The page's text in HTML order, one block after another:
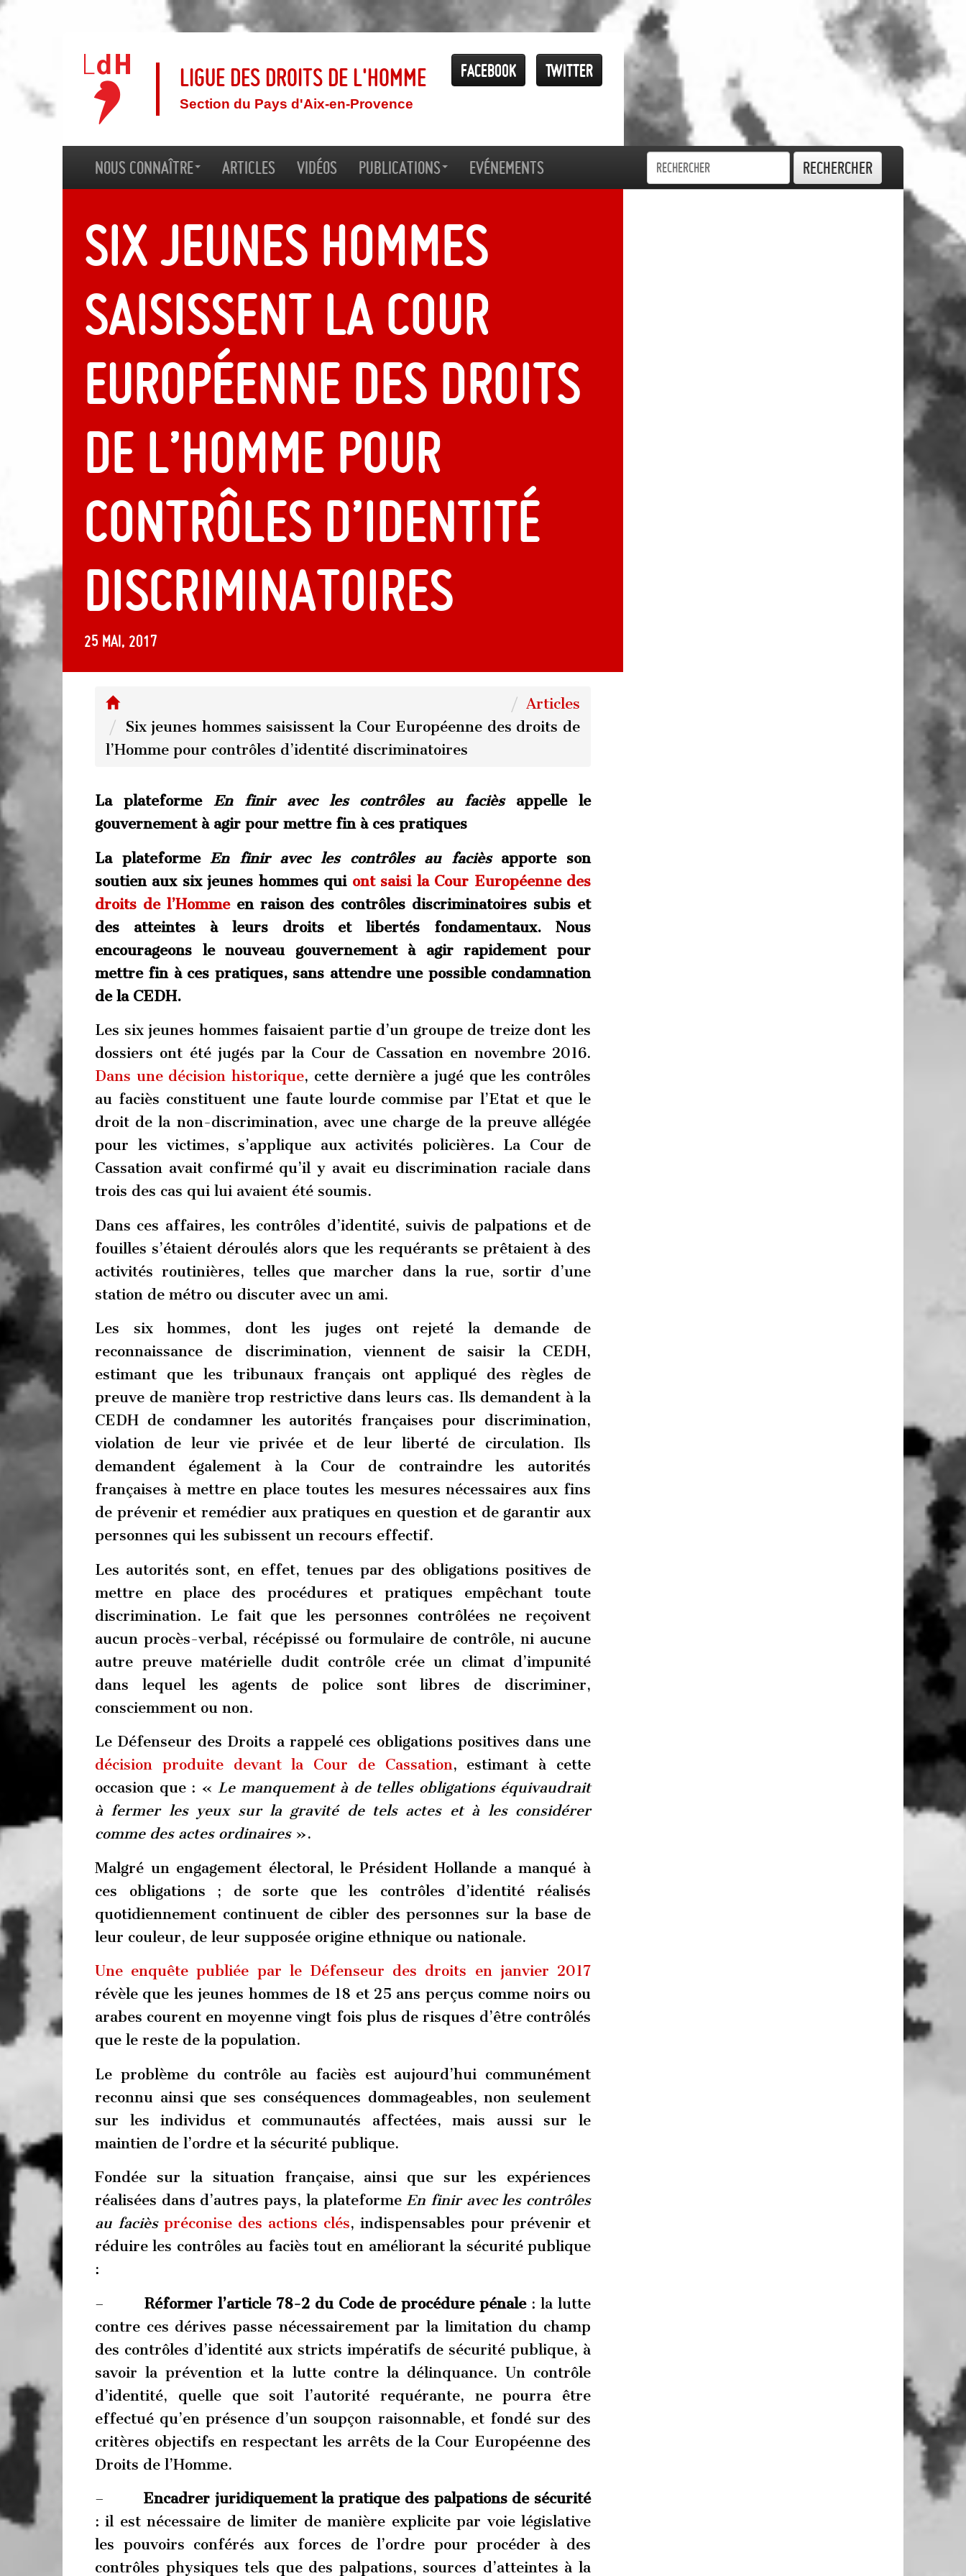
Twitter
Facebook
Ligue des droits de l'Homme
Section du Pays d'Aix-en-Provence
Nous connaître Articles Vidéos Publications Evénements Rechercher
Six jeunes hommes
saisissent la Cour
Européenne des droits
de l’Homme pour
contrôles d’identité
discriminatoires
25 mai, 2017
Articles
Six jeunes hommes saisissent la Cour Européenne des droits de
l’Homme pour contrôles d’identité discriminatoires
La plateforme En finir avec les contrôles au facièsappelle le
gouvernement à agir pour mettre fin à ces pratiques
La plateforme En finir avec les contrôles au facièsapporte son
soutien aux six jeunes hommes qui ont saisi la Cour Européenne des
droits de l’Hommeen raison des contrôles discriminatoires subis et
des atteintes à leurs droits et libertés fondamentaux. Nous
encourageons le nouveau gouvernement à agir rapidement pour
mettre fin à ces pratiques, sans attendre une possible condamnation
de la CEDH.
Les six jeunes hommes faisaient partie d’un groupe de treize dont les
dossiers ont été jugés par la Cour de Cassation en novembre 2016.
Dans une décision historique, cette dernière a jugé que les contrôles
au faciès constituent une faute lourde commise par l’Etat et que le
droit de la non-discrimination, avec une charge de la preuve allégée
pour les victimes, s’applique aux activités policières. La Cour de
Cassation avait confirmé qu’il y avait eu discrimination raciale dans
trois des cas qui lui avaient été soumis.
Dans ces affaires, les contrôles d’identité, suivis de palpations et de
fouilles s’étaient déroulés alors que les requérants se prêtaient à des
activités routinières, telles que marcher dans la rue, sortir d’une
station de métro ou discuter avec un ami.
Les six hommes, dont les juges ont rejeté la demande de
reconnaissance de discrimination, viennent de saisir la CEDH,
estimant que les tribunaux français ont appliqué des règles de
preuve de manière trop restrictive dans leurs cas. Ils demandent à la
CEDH de condamner les autorités françaises pour discrimination,
violation de leur vie privée et de leur liberté de circulation. Ils
demandent également à la Cour de contraindre les autorités
françaises à mettre en place toutes les mesures nécessaires aux fins
de prévenir et remédier aux pratiques en question et de garantir aux
personnes qui les subissent un recours effectif.
Les autorités sont, en effet, tenues par des obligations positives de
mettre en place des procédures et pratiques empêchant toute
discrimination. Le fait que les personnes contrôlées ne reçoivent
aucun procès-verbal, récépissé ou formulaire de contrôle, ni aucune
autre preuve matérielle dudit contrôle crée un climat d’impunité
dans lequel les agents de police sont libres de discriminer,
consciemment ou non.
Le Défenseur des Droits a rappelé ces obligations positives dans une
décision produite devant la Cour de Cassation, estimant à cette
occasion que : « Le manquement à de telles obligations équivaudrait
à fermer les yeux sur la gravité de tels actes et à les considérer
comme des actes ordinaires».
Malgré un engagement électoral, le Président Hollande a manqué à
ces obligations ; de sorte que les contrôles d’identité réalisés
quotidiennement continuent de cibler des personnes sur la base de
leur couleur, de leur supposée origine ethnique ou nationale.
Une enquête publiée par le Défenseur des droits en janvier 2017
révèle que les jeunes hommes de 18 et 25 ans perçus comme noirs ou
arabes courent en moyenne vingt fois plus de risques d’être contrôlés
que le reste de la population.
Le problème du contrôle au faciès est aujourd’hui communément
reconnu ainsi que ses conséquences dommageables, non seulement
sur les individus et communautés affectées, mais aussi sur le
maintien de l’ordre et la sécurité publique.
Fondée sur la situation française, ainsi que sur les expériences
réalisées dans d’autres pays, la plateformeEn finir avec les contrôles
au faciès préconise des actions clés, indispensables pour prévenir et
réduire les contrôles au faciès tout en améliorant la sécurité publique
:
– Réformer l’article 78-2 du Code de procédure pénale: la lutte
contre ces dérives passe nécessairement par la limitation du champ
des contrôles d’identité aux stricts impératifs de sécurité publique, à
savoir la prévention et la lutte contre la délinquance. Un contrôle
d’identité, quelle que soit l’autorité requérante, ne pourra être
effectué qu’en présence d’un soupçon raisonnable, et fondé sur des
critères objectifs en respectant les arrêts de la Cour Européenne des
Droits de l’Homme.
– Encadrer juridiquement la pratique des palpations de sécurité
: il est nécessaire de limiter de manière explicite par voie législative
les pouvoirs conférés aux forces de l’ordre pour procéder à des
contrôles physiques tels que des palpations, sources d’atteintes à la